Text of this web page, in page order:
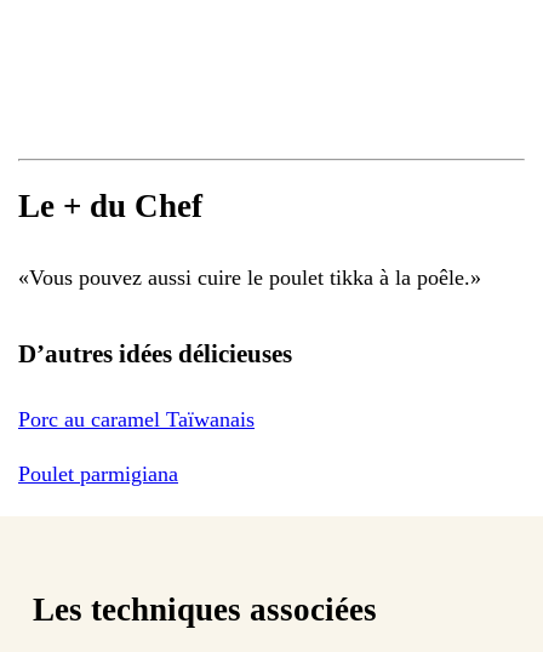
Le + du Chef
«Vous pouvez aussi cuire le poulet tikka à la poêle.»
D’autres idées délicieuses
Porc au caramel Taïwanais
Poulet parmigiana
Les techniques associées